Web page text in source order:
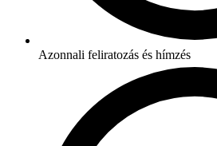
Azonnali feliratozás és hímzés